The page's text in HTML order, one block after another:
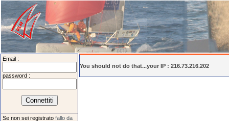
Email :
password :
Se non sei registrato fallo da
You should not do that...your IP : 216.73.216.202